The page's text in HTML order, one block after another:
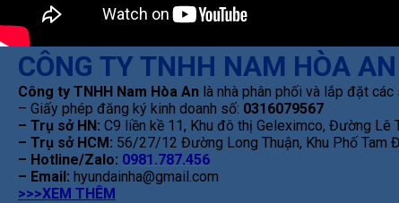
CÔNG TY TNHH NAM HÒA AN
Công ty TNHH Nam Hòa An là nhà phân phối và lắp đặt
– Giấy phép đăng ký kinh doanh số: 0316079567
– Trụ sở HN: C9 liền kề 11, Khu đô thị Geleximco, Đường Lê
– Trụ sở HCM: 56/27/12 Đường Long Thuận, Khu Phố Tam
– Hotline/Zalo: 0981.787.456
– Email: hyundainha@gmail.com
>>>XEM THÊM